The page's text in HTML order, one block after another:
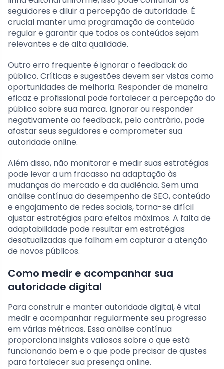
seguidores e diluir a percepção de autoridade. É
crucial manter uma programação de conteúdo
regular e garantir que todos os conteúdos sejam
relevantes e de alta qualidade.
Outro erro frequente é ignorar o feedback do
público. Críticas e sugestões devem ser vistas como
oportunidades de melhoria. Responder de maneira
eficaz e profissional pode fortalecer a percepção do
público sobre sua marca. Ignorar ou responder
negativamente ao feedback, pelo contrário, pode
afastar seus seguidores e comprometer sua
autoridade online.
Além disso, não monitorar e medir suas estratégias
pode levar a um fracasso na adaptação às
mudanças do mercado e da audiência. Sem uma
análise contínua do desempenho de SEO, conteúdo
e engajamento de redes sociais, torna-se difícil
ajustar estratégias para efeitos máximos. A falta de
adaptabilidade pode resultar em estratégias
desatualizadas que falham em capturar a atenção
de novos públicos.
Como medir e acompanhar sua
autoridade digital
Para construir e manter autoridade digital, é vital
medir e acompanhar regularmente seu progresso
em várias métricas. Essa análise contínua
proporciona insights valiosos sobre o que está
funcionando bem e o que pode precisar de ajustes
para fortalecer sua presença online.